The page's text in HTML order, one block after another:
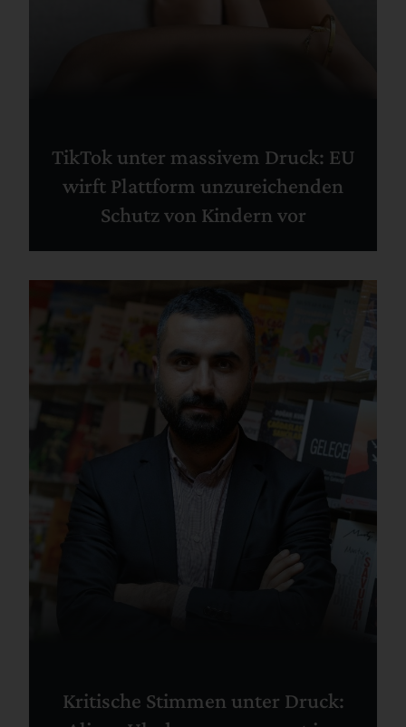
TikTok unter massivem Druck: EU
wirft Plattform unzureichenden
Schutz von Kindern vor
Kritische Stimmen unter Druck: